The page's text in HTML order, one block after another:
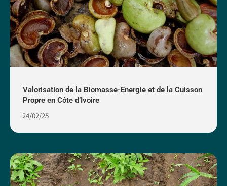
Valorisation de la Biomasse-Energie et de la Cuisson
Propre en Côte d’Ivoire
24/02/25